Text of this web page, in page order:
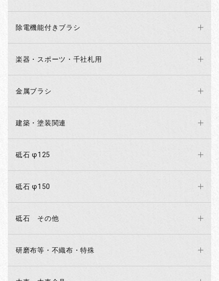
除電機能付きブラシ
楽器・スポーツ・千社札用
金属ブラシ
建築・塗装関連
砥石 φ125
砥石 φ150
砥石 その他
研磨布等・不織布・特殊